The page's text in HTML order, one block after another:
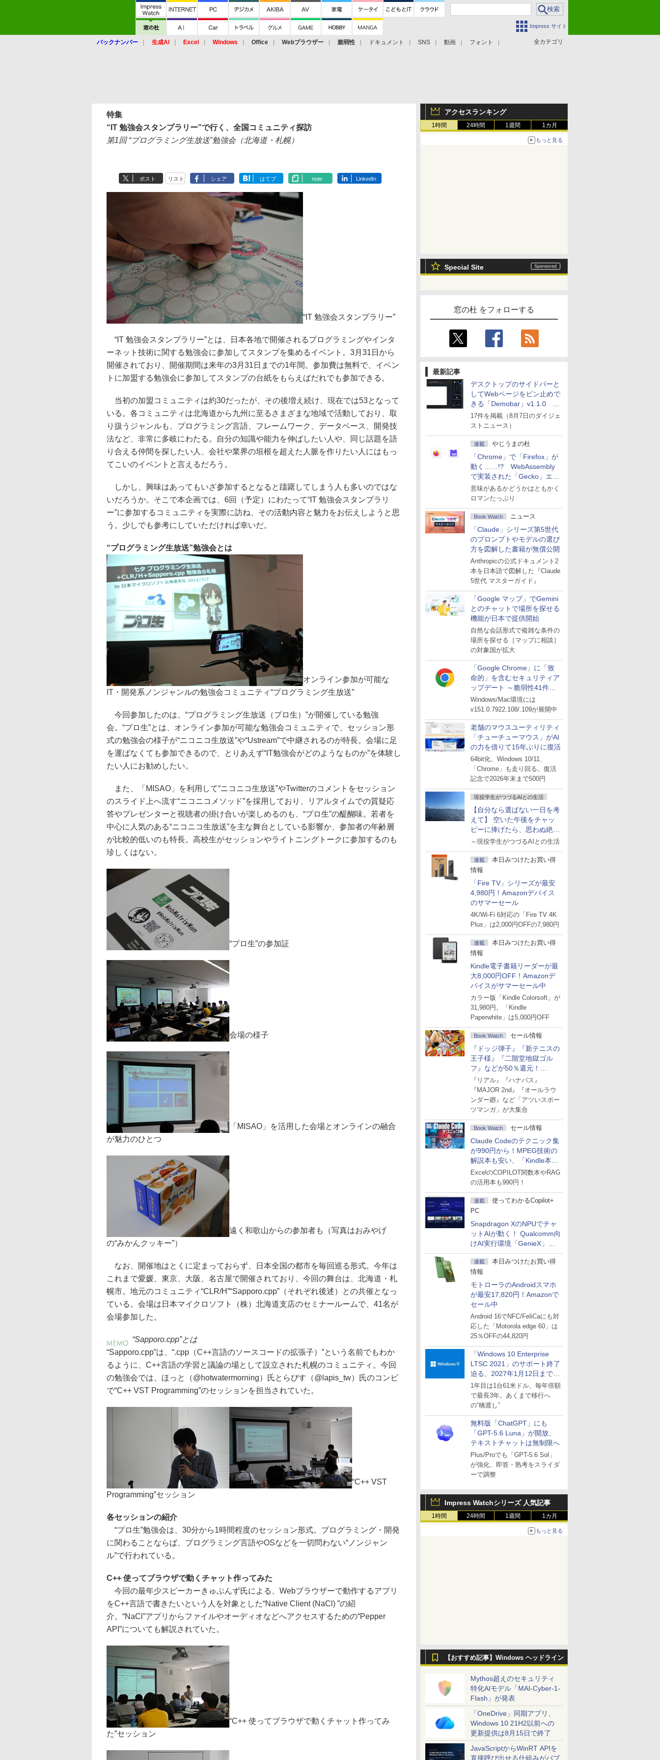
Impress サイト
全カテゴリ
バックナンバー 生成AI Excel Windows Office Webブラウザー 脆弱性 ドキュメント SNS 動画 フォント
アクセスランキング
1時間 24時間 1週間 1カ月
もっと見る
Special Site
窓の杜 をフォローする
最新記事
デスクトップのサイドバーと
してWebページをピン止めで
きる「Demobar」v1.1.0 ほ
か
17件を掲載（8月7日のダイジェ
ストニュース）
連載 やじうまの杜
「Chrome」で「Firefox」が
動く……!? WebAssembly
で実装された「Gecko」エン
ジン
意味があるかどうかはともかく
ロマンたっぷり
Book Watch ニュース
「Claude」シリーズ第5世代
のプロンプトやモデルの選び
方を図解した書籍が無償公開
Anthropicの公式ドキュメント2
本を日本語で図解した『Claude
5世代 マスターガイド』
「Google マップ」でGemini
とのチャットで場所を探せる
機能が日本で提供開始
自然な会話形式で複雑な条件の
場所を探せる［マップに相談］
の対象国が拡大
「Google Chrome」に「致
命的」を含むセキュリティア
ップデート ～脆弱性41件に
対処
Windows/Mac環境には
v151.0.7922.108/.109が展開中
老舗のマウスユーティリティ
「チューチューマウス」がAI
の力を借りて15年ぶりに復活
64bit化、Windows 10/11、
「Chrome」も走り回る。復活
記念で2026年末まで500円
現役学生がつづるAIとの生活
【自分なら選ばない一日を考
えて】 空いた午後をチャッ
ピーに捧げたら、思わぬ絶景
に出会った話
～現役学生がつづるAIとの生活
連載
本日みつけたお買い得
情報
「Fire TV」シリーズが最安
4,980円！Amazonデバイス
のサマーセール
4K/Wi-Fi 6対応の「Fire TV 4K
Plus」は2,000円OFFの7,980円
連載
本日みつけたお買い得
情報
Kindle電子書籍リーダーが最
大8,000円OFF！Amazonデ
バイスがサマーセール中
カラー版「Kindle Colorsoft」が
31,980円。「Kindle
Paperwhite」は5,000円OFF
Book Watch セール情報
『ドッジ弾子』『新テニスの
王子様』『二階堂地獄ゴル
フ』などが50％還元！
Amazonマンガ週末セール
『リアル』『ハナバス』
『MAJOR 2nd』『オールラウ
ンダー廻』など「アツいスポー
ツマンガ」が大集合
Book Watch セール情報
Claude Codeのテクニック集
が990円から！MPEG技術の
解説本も安い、「Kindle本サ
マーセール」第2弾開始！
ExcelのCOPILOT関数本やRAG
の活用本も990円！
連載
使ってわかるCopilot+
PC
Snapdragon XのNPUでチャ
ットAIが動く！ Qualcomm向
けAI実行環境「GenieX」を
試してみた
連載
本日みつけたお買い得
情報
モトローラのAndroidスマホ
が最安17,820円！Amazonで
セール中
Android 16でNFC/FeliCaにも対
応した「Motorola edge 60」は
25％OFFの44,820円
「Windows 10 Enterprise
LTSC 2021」のサポート終了
迫る、2027年1月12日まで
～ESUは9月1日から販売
1年目は1台61米ドル、毎年倍額
で最長3年。あくまで移行へ
の“橋渡し”
無料版「ChatGPT」にも
「GPT-5.6 Luna」が開放、
テキストチャットは無制限へ
Plus/Proでも「GPT-5.6 Sol」
が強化、即答・熟考をスライダ
ーで調整
Impress Watchシリーズ 人気記事
1時間 24時間 1週間 1カ月
もっと見る
【おすすめ記事】Windows ヘッドライン
Mythos超えのセキュリティ
特化AIモデル「MAI-Cyber-1-
Flash」が発表
「OneDrive」同期アプリ、
Windows 10 21H2以前への
更新提供は8月15日で終了
JavaScriptからWinRT APIを
直接呼び出せる仕組みがパブ
特集
“IT 勉強会スタンプラリー”で行く、全国コミュニティ探訪
第1回 “プログラミング生放送”勉強会（北海道・札幌）
ポスト リスト シェア はてブ note LinkedIn
“IT 勉強会スタンプラリー”
“IT 勉強会スタンプラリー”とは、日本各地で開催されるプログラミングやインタ
ーネット技術に関する勉強会に参加してスタンプを集めるイベント。3月31日から
開催されており、開催期間は来年の3月31日までの1年間。参加費は無料で、イベン
トに加盟する勉強会に参加してスタンプの台紙をもらえばだれでも参加できる。
当初の加盟コミュニティは約30だったが、その後増え続け、現在では53となって
いる。各コミュニティは北海道から九州に至るさまざまな地域で活動しており、取
り扱うジャンルも、プログラミング言語、フレームワーク、データベース、開発技
法など、非常に多岐にわたる。自分の知識や能力を伸ばしたい人や、同じ話題を語
り合える仲間を探したい人、会社や業界の垣根を超えた人脈を作りたい人にはもっ
てこいのイベントと言えるだろう。
しかし、興味はあってもいざ参加するとなると躊躇してしまう人も多いのではな
いだろうか。そこで本企画では、6回（予定）にわたって“IT 勉強会スタンプラリ
ー”に参加するコミュニティを実際に訪ね、その活動内容と魅力をお伝えしようと思
う。少しでも参考にしていただければ幸いだ。
“プログラミング生放送”勉強会とは
オンライン参加が可能な
IT・開発系ノンジャンルの勉強会コミュニティ“プログラミング生放送”
今回参加したのは、“プログラミング生放送（プロ生）”が開催している勉強
会。“プロ生”とは、オンライン参加が可能な勉強会コミュニティで、セッション形
式の勉強会の様子が“ニコニコ生放送”や“Ustream”で中継されるのが特長。会場に足
を運ばなくても参加できるので、とりあえず“IT勉強会がどのようなものか”を体験し
たい人にお勧めしたい。
また、「MISAO」を利用して“ニコニコ生放送”やTwitterのコメントをセッション
のスライド上へ流す“ニコニコメソッド”を採用しており、リアルタイムでの質疑応
答やプレゼンターと視聴者の掛け合いが楽しめるのも、“プロ生”の醍醐味。若者を
中心に人気のある“ニコニコ生放送”を主な舞台としている影響か、参加者の年齢層
が比較的低いのも特長。高校生がセッションやライトニングトークに参加するのも
珍しくはない。
“プロ生”の参加証
会場の様子
「MISAO」を活用した会場とオンラインの融合
が魅力のひとつ
遠く和歌山からの参加者も（写真はおみやげ
の“みかんクッキー”）
なお、開催地はとくに定まっておらず、日本全国の都市を毎回巡る形式。今年は
これまで愛媛、東京、大阪、名古屋で開催されており、今回の舞台は、北海道・札
幌市。地元のコミュニティ“CLR/H”“Sapporo.cpp”（それぞれ後述）との共催となっ
ている。会場は日本マイクロソフト（株）北海道支店のセミナールームで、41名が
会場参加した。
“Sapporo.cpp”とは
“Sapporo.cpp”は、“.cpp（C++言語のソースコードの拡張子）”という名前でもわか
るように、C++言語の学習と議論の場として設立された札幌のコミュニティ。今回
の勉強会では、ほっと（@hotwatermorning）氏とらぴす（@lapis_tw）氏のコンビ
で“C++ VST Programming”のセッションを担当されていた。
“C++ VST
Programming”セッション
各セッションの紹介
“プロ生”勉強会は、30分から1時間程度のセッション形式。プログラミング・開発
に関わることならば、プログラミング言語やOSなどを一切問わない“ノンジャン
ル”で行われている。
C++ 使ってブラウザで動くチャット作ってみた
今回の最年少スピーカーきゅぶんず氏による、Webブラウザーで動作するアプリ
をC++言語で書きたいという人を対象とした“Native Client (NaCl) ”の紹
介。“NaCl”アプリからファイルやオーディオなどへアクセスするための“Pepper
API”についても解説されていた。
“C++ 使ってブラウザで動くチャット作ってみ
た”セッション